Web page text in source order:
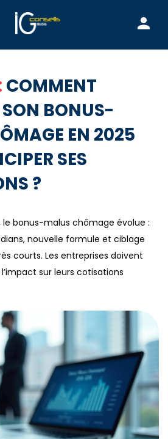
COMMENT
BONUS-
EN 2025
SES
?
le bonus-malus chômage évolue :
nouvelle formule et ciblage
courts. Les entreprises doivent
sur leurs cotisations